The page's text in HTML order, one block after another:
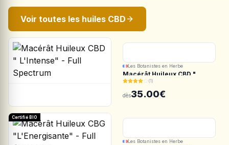
Les Botanistes en Herbe
Macérât Huileux CBD "
L'Intense" - Full Spectrum
(1)
dès35.00€
Certifié BIO
Les Botanistes en Herbe
Voir toutes les huiles CBD